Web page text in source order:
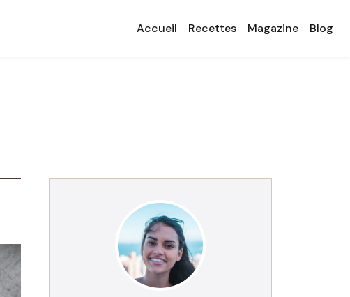
Accueil Recettes Magazine Blog